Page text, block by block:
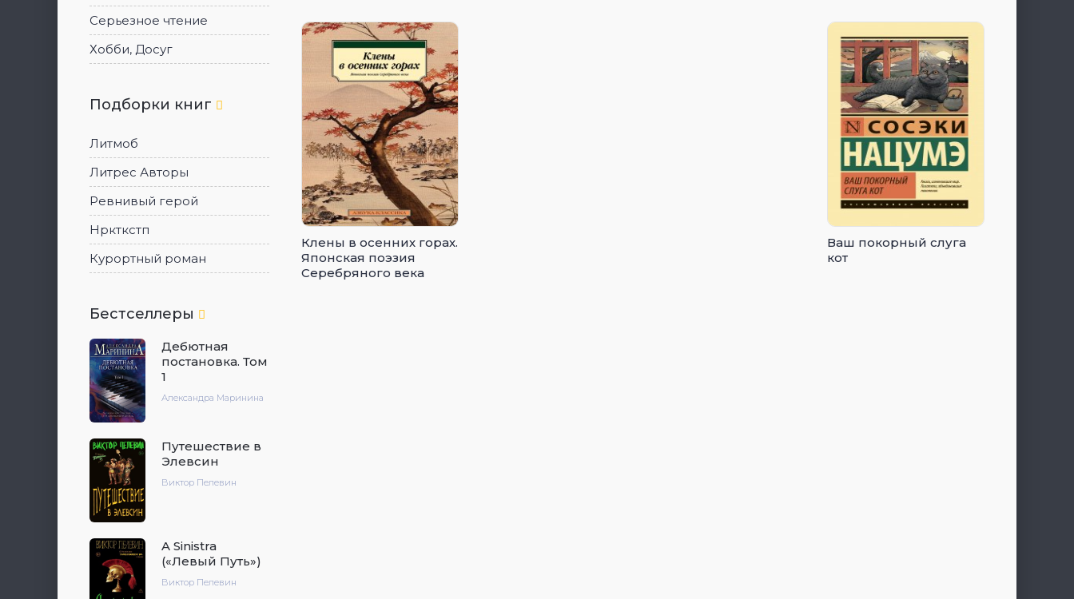
Серьезное чтение
Хобби, Досуг
Подборки книг
Литмоб
Литрес Авторы
Ревнивый герой
Нркткстп
Курортный роман
Бестселлеры
Дебютная
постановка. Том
1
Александра Маринина
Путешествие в
Элевсин
Виктор Пелевин
A Sinistra
(«Левый Путь»)
Виктор Пелевин
Клены в осенних горах.
Японская поэзия
Серебряного века
Ваш покорный слуга
кот